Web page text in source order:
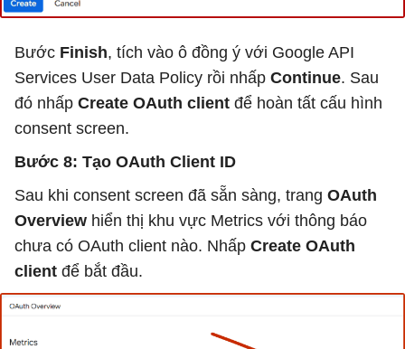
Bước Finish, tích vào ô đồng ý với Google API
Services User Data Policy rồi nhấp Continue. Sau
đó nhấp Create OAuth client để hoàn tất cấu hình
consent screen.
Bước 8: Tạo OAuth Client ID
Sau khi consent screen đã sẵn sàng, trang OAuth
Overview hiển thị khu vực Metrics với thông báo
chưa có OAuth client nào. Nhấp Create OAuth
client để bắt đầu.